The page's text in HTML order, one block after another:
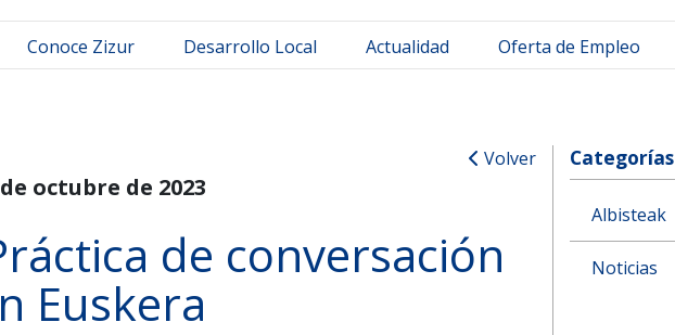
Conoce Zizur Desarrollo Local Actualidad Oferta de Empleo
Volver
octubre de 2023
de conversación
Euskera
Categorías
Albisteak
Noticias